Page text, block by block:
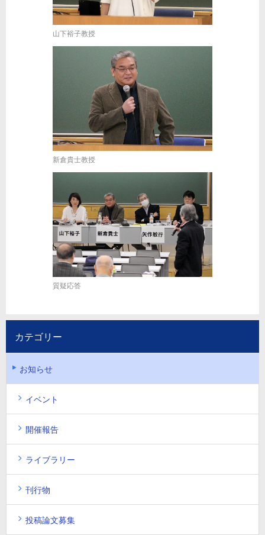
山下裕子教授
新倉貴士教授
質疑応答
カテゴリー
お知らせ
イベント
開催報告
ライブラリー
刊行物
投稿論文募集